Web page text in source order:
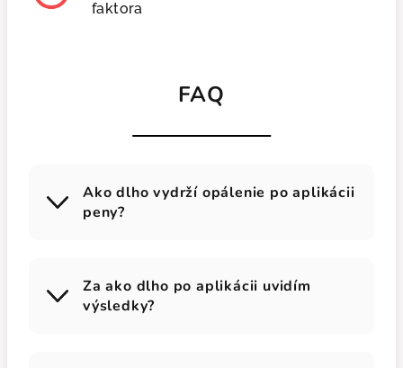
faktora
FAQ
Ako dlho vydrží opálenie po aplikácii
peny?
Za ako dlho po aplikácii uvidím
výsledky?